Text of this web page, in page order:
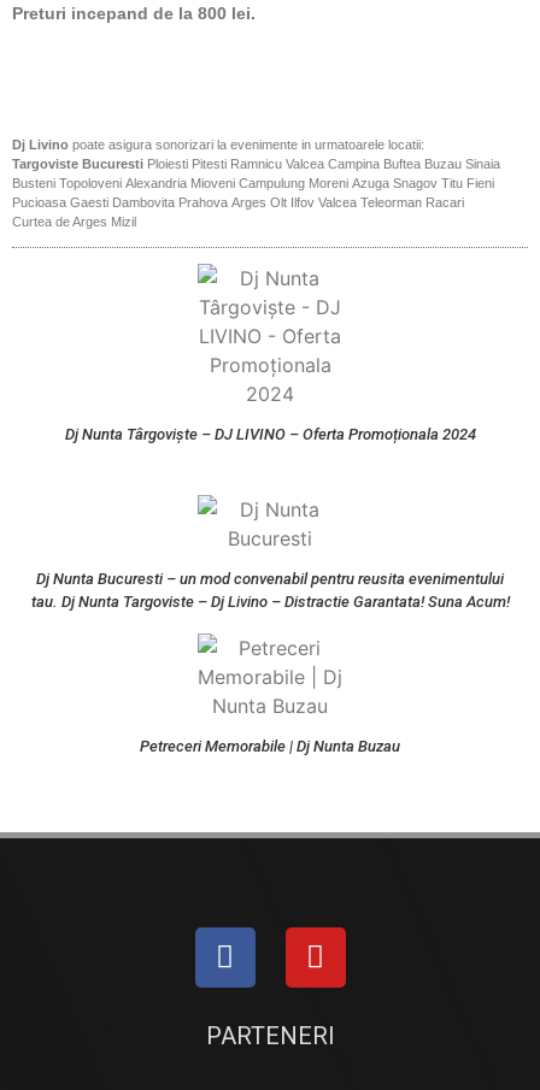
Preturi incepand de la 800 lei.
Dj Livino poate asigura sonorizari la evenimente in urmatoarele locatii:
Targoviste Bucuresti Ploiesti Pitesti Ramnicu Valcea Campina Buftea Buzau Sinaia
Busteni Topoloveni Alexandria Mioveni Campulung Moreni Azuga Snagov Titu Fieni
Pucioasa Gaesti Dambovita Prahova Arges Olt Ilfov Valcea Teleorman Racari
Curtea de Arges Mizil
Dj Nunta Târgoviște – DJ LIVINO – Oferta Promoționala 2024
Dj Nunta Bucuresti – un mod convenabil pentru reusita evenimentului
tau. Dj Nunta Targoviste – Dj Livino – Distractie Garantata! Suna Acum!
Petreceri Memorabile | Dj Nunta Buzau
PARTENERI